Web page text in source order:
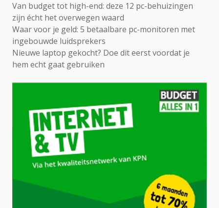
Van budget tot high-end: deze 12 pc-behuizingen
zijn écht het overwegen waard
Waar voor je geld: 5 betaalbare pc-monitoren met
ingebouwde luidsprekers
Nieuwe laptop gekocht? Doe dit eerst voordat je
hem echt gaat gebruiken